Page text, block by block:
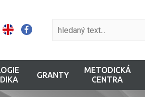
GRANTY
METODICKÁ
CENTRA